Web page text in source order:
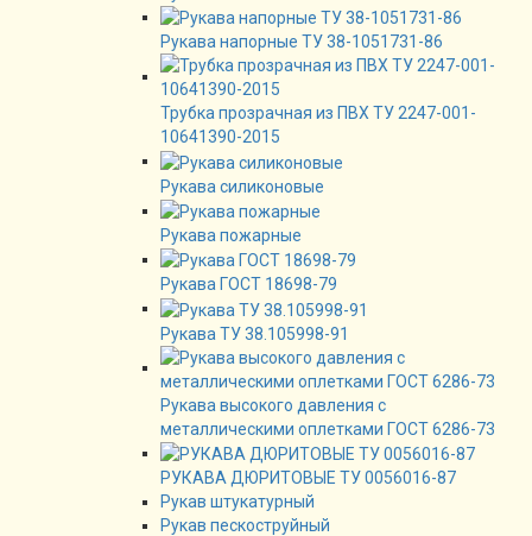
Рукава напорные ТУ 38-1051731-86
Трубка прозрачная из ПВХ ТУ 2247-001-
10641390-2015
Рукава силиконовые
Рукава пожарные
Рукава ГОСТ 18698-79
Рукава ТУ 38.105998-91
Рукава высокого давления с
металлическими оплетками ГОСТ 6286-73
РУКАВА ДЮРИТОВЫЕ ТУ 0056016-87
Рукав штукатурный
Рукав пескоструйный